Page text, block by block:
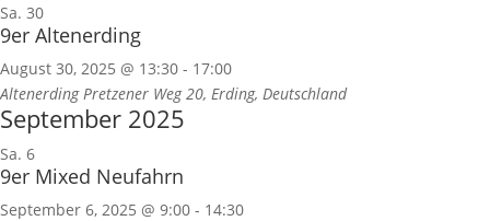
Sa. 30
9er Altenerding
August 30, 2025 @ 13:30 - 17:00
AltenerdingPretzener Weg 20, Erding, Deutschland
September 2025
Sa. 6
9er Mixed Neufahrn
September 6, 2025 @ 9:00 - 14:30